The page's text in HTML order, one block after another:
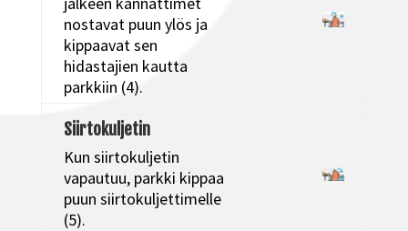
nostavat puun ylös ja
kippaavat sen
hidastajien kautta
parkkiin (4).
Siirtokuljetin
Kun siirtokuljetin
vapautuu, parkki kippaa
puun siirtokuljettimelle
(5).